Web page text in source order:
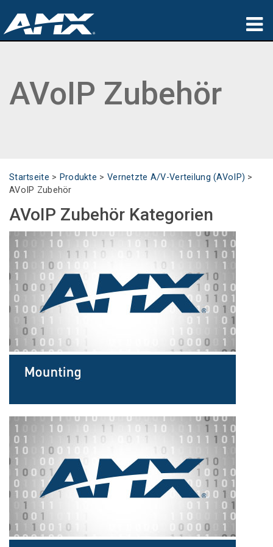
Anwendungen
Support
Über uns
Sprache/Region
AVoIP Zubehör
Startseite > Produkte > Vernetzte A/V-Verteilung (AVoIP) >
AVoIP Zubehör
AVoIP Zubehör Kategorien